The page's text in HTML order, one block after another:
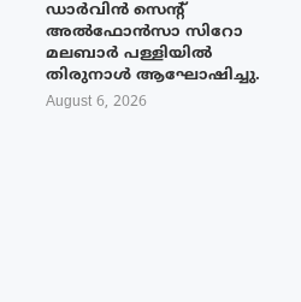
ഡാർവിൻ സെന്റ്
അൽഫോൻസാ സിറോ
മലബാർ പള്ളിയിൽ
തിരുനാൾ ആഘോഷിച്ചു.
August 6, 2026